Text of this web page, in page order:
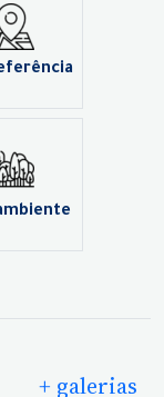
+ galerias